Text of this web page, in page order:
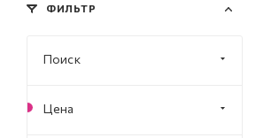
ФИЛЬТР
Поиск
Цена